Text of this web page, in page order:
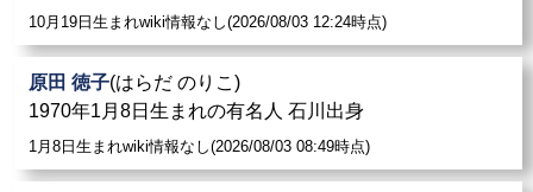
10月19日生まれwiki情報なし(2026/08/03 12:24時点)
原田 徳子(はらだ のりこ)
1970年1月8日生まれの有名人 石川出身
1月8日生まれwiki情報なし(2026/08/03 08:49時点)